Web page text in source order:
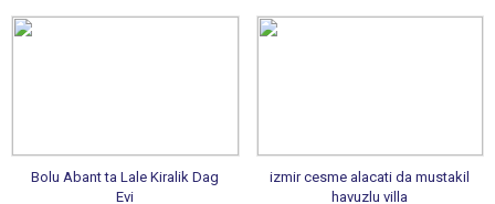
Bolu Abant ta Lale Kiralik Dag
Evi
izmir cesme alacati da mustakil
havuzlu villa